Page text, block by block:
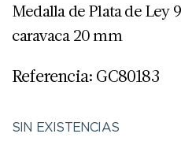
Medalla de Plata de Ley
caravaca 20 mm
Referencia: GC80183
SIN EXISTENCIAS